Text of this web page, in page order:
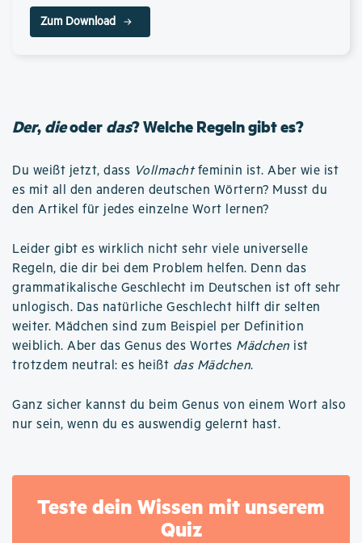
Zum Download
Der,dieoderdas? Welche Regeln gibt es?
Du weißt jetzt, dass Vollmachtfeminin ist. Aber wie ist
es mit all den anderen deutschen Wörtern? Musst du
den Artikel für jedes einzelne Wort lernen?
Leider gibt es wirklich nicht sehr viele universelle
Regeln, die dir bei dem Problem helfen. Denn das
grammatikalische Geschlecht im Deutschen ist oft sehr
unlogisch. Das natürliche Geschlecht hilft dir selten
weiter. Mädchen sind zum Beispiel per Definition
weiblich. Aber das Genus des Wortes Mädchen ist
trotzdem neutral: es heißt das Mädchen.
Ganz sicher kannst du beim Genus von einem Wort also
nur sein, wenn du es auswendig gelernt hast.
Teste dein Wissen mit unserem
Quiz